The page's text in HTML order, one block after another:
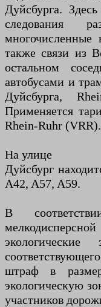
Дуйсбурга.
следования
многочисленные
также связи из
остальном
автобусами и
Дуйсбурга,
Применяется
Rhein-Ruhr (VRR).
На улице
Дуйсбург
A42, A57, A59.
В
штраф в
экологическую
участников